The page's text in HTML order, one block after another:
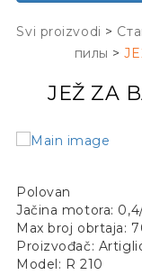
Svi proizvodi >
пилы >
JEŽ ZA
Polovan
Jačina motora:
Max broj obrtaja:
Proizvođač:
Model: R 210